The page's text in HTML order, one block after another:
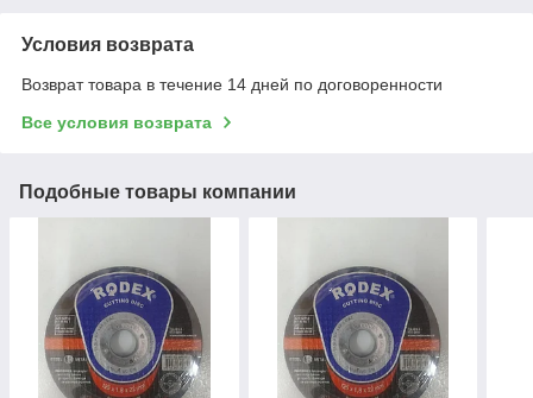
Условия возврата
Возврат товара в течение 14 дней по договоренности
Все условия возврата
Подобные товары компании